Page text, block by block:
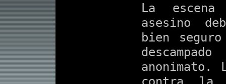
La
asesino
bien
anonimato.